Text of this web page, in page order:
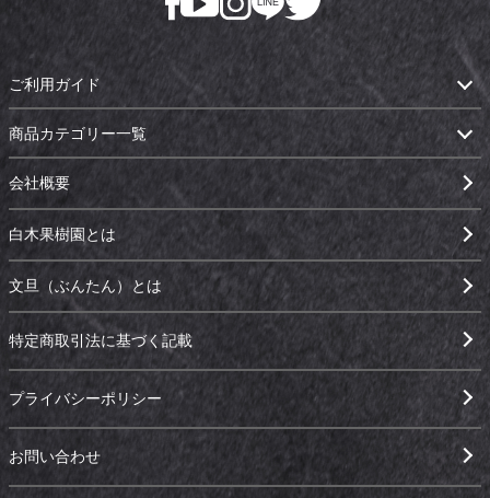
ご利用ガイド
商品カテゴリー一覧
会社概要
白木果樹園とは
文旦（ぶんたん）とは
特定商取引法に基づく記載
プライバシーポリシー
お問い合わせ